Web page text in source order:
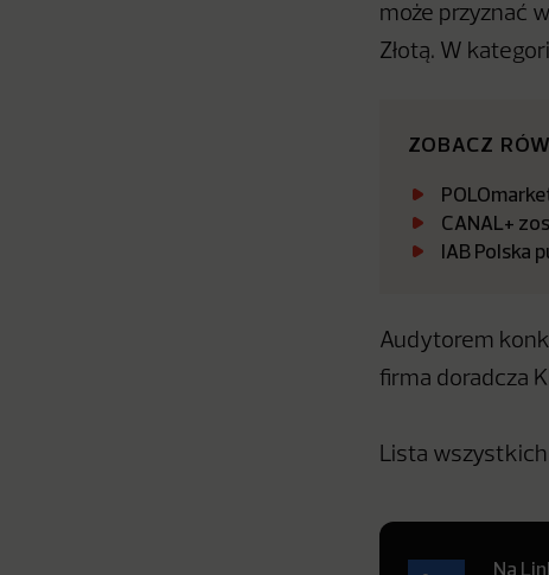
może przyznać
Złotą. W
ZOBACZ
CANAL+
IAB Polska
Audytorem
firma doradcza
Lista
Na